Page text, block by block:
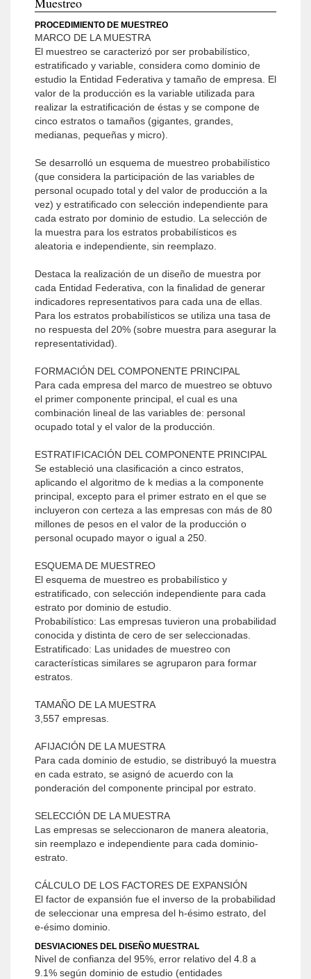
PROCEDIMIENTO DE MUESTREO
MARCO DE LA MUESTRA
El muestreo se caracterizó por ser probabilístico,
estratificado y variable, considera como dominio de
estudio la Entidad Federativa y tamaño de empresa. El
valor de la producción es la variable utilizada para
realizar la estratificación de éstas y se compone de
cinco estratos o tamaños (gigantes, grandes,
medianas, pequeñas y micro).
Se desarrolló un esquema de muestreo probabilístico
(que considera la participación de las variables de
personal ocupado total y del valor de producción a la
vez) y estratificado con selección independiente para
cada estrato por dominio de estudio. La selección de
la muestra para los estratos probabilísticos es
aleatoria e independiente, sin reemplazo.
Destaca la realización de un diseño de muestra por
cada Entidad Federativa, con la finalidad de generar
indicadores representativos para cada una de ellas.
Para los estratos probabilísticos se utiliza una tasa de
no respuesta del 20% (sobre muestra para asegurar la
representatividad).
FORMACIÓN DEL COMPONENTE PRINCIPAL
Para cada empresa del marco de muestreo se obtuvo
el primer componente principal, el cual es una
combinación lineal de las variables de: personal
ocupado total y el valor de la producción.
ESTRATIFICACIÓN DEL COMPONENTE PRINCIPAL
Se estableció una clasificación a cinco estratos,
aplicando el algoritmo de k medias a la componente
principal, excepto para el primer estrato en el que se
incluyeron con certeza a las empresas con más de 80
millones de pesos en el valor de la producción o
personal ocupado mayor o igual a 250.
ESQUEMA DE MUESTREO
El esquema de muestreo es probabilístico y
estratificado, con selección independiente para cada
estrato por dominio de estudio.
Probabilístico: Las empresas tuvieron una probabilidad
conocida y distinta de cero de ser seleccionadas.
Estratificado: Las unidades de muestreo con
características similares se agruparon para formar
estratos.
TAMAÑO DE LA MUESTRA
3,557 empresas.
AFIJACIÓN DE LA MUESTRA
Para cada dominio de estudio, se distribuyó la muestra
en cada estrato, se asignó de acuerdo con la
ponderación del componente principal por estrato.
SELECCIÓN DE LA MUESTRA
Las empresas se seleccionaron de manera aleatoria,
sin reemplazo e independiente para cada dominio-
estrato.
CÁLCULO DE LOS FACTORES DE EXPANSIÓN
El factor de expansión fue el inverso de la probabilidad
de seleccionar una empresa del h-ésimo estrato, del
e-ésimo dominio.
DESVIACIONES DEL DISEÑO MUESTRAL
Nivel de confianza del 95%, error relativo del 4.8 a
9.1% según dominio de estudio (entidades